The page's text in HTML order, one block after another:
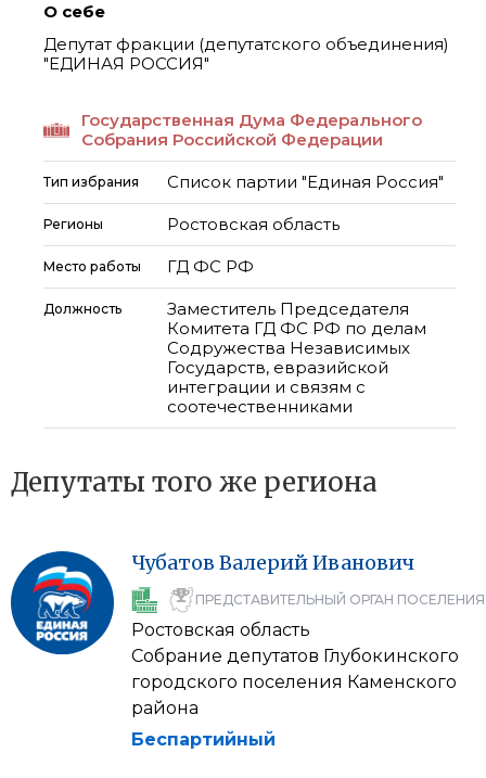
О себе
Депутат фракции (депутатского объединения)
"ЕДИНАЯ РОССИЯ"
Государственная Дума Федерального
Собрания Российской Федерации
Тип избрания Список партии "Единая Россия"
Регионы Ростовская область
Место работы ГД ФС РФ
Должность
Заместитель Председателя
Комитета ГД ФС РФ по делам
Содружества Независимых
Государств, евразийской
интеграции и связям с
соотечественниками
Депутаты того же региона
Чубатов ВалерийИванович
ПРЕДСТАВИТЕЛЬНЫЙ ОРГАН ПОСЕЛЕНИЯ
Ростовская область
Собрание депутатов Глубокинского
городского поселения Каменского
района
Беспартийный